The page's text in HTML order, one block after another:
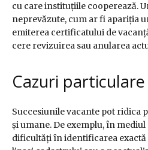
cu care instituțiile cooperează.
neprevăzute, cum ar fi apariția
emiterea certificatului de
cere revizuirea sau anularea
Cazuri
Succesiunile vacante pot ridica
și umane. De exemplu, în mediul
dificultăți în identificarea